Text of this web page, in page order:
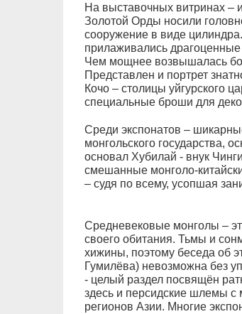
На выставочных витринах
Золотой Орды носили
сооружение в виде
прилаживались
Чем мощнее возвышалась
Представлен и портрет
Кочо – столицы уйгурского
специальные броши для
Среди экспонатов –
монгольского государства,
основал Хубилай - внук
смешанные монголо-
– судя по всему, усопшая
Средневековые монголы –
своего обитания. Тьмы и
хижины, поэтому беседа об
Гумилёва) невозможна без
- целый раздел посвящён
здесь и персидские шлемы с
регионов Азии. Многие